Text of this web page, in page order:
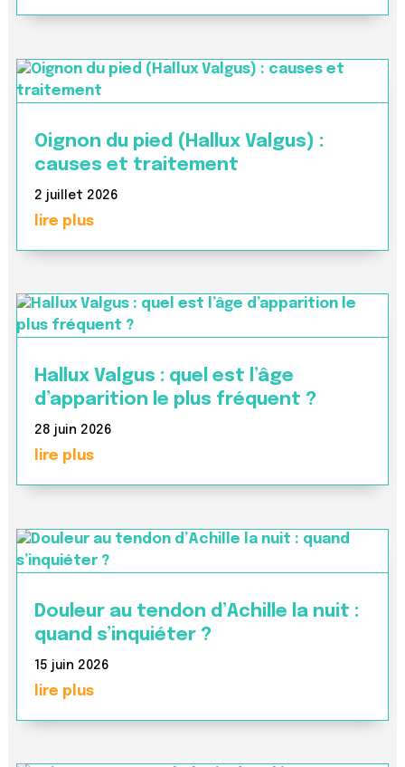
Oignon du pied (Hallux Valgus) :
causes et traitement
2 juillet 2026
lire plus
Hallux Valgus : quel est l’âge
d’apparition le plus fréquent ?
28 juin 2026
lire plus
Douleur au tendon d’Achille la nuit :
quand s’inquiéter ?
15 juin 2026
lire plus